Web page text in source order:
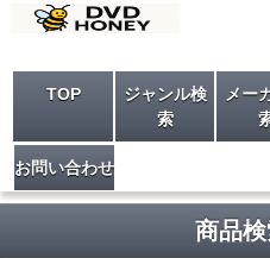
TOP
ジャンル検
索
メー
お問い合わせ
商品